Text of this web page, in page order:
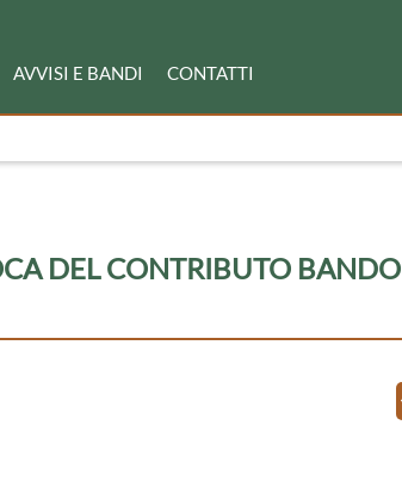
AVVISI E BANDI CONTATTI
DEL CONTRIBUTO BANDO